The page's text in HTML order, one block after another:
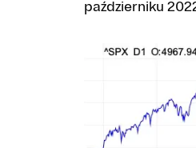
październiku